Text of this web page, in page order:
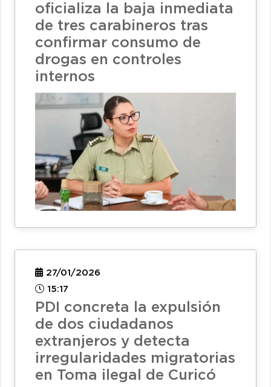
oficializa la baja inmediata
de tres carabineros tras
confirmar consumo de
drogas en controles
internos
27/01/2026
15:17
PDI concreta la expulsión
de dos ciudadanos
extranjeros y detecta
irregularidades migratorias
en Toma ilegal de Curicó